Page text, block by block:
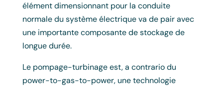
élément dimensionnant pour la conduite
normale du système électrique va de pair avec
une importante composante de stockage de
longue durée.
Le pompage-turbinage est, a contrario du
power-to-gas-to-power, une technologie